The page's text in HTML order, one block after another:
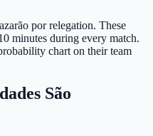
por relegation. These
minutes during every match.
chart on their team
São